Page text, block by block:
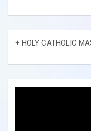
+ HOLY CATHOLIC